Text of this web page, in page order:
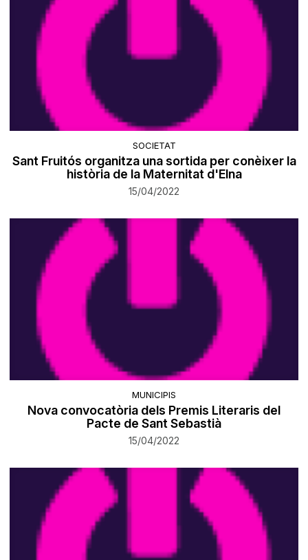
SOCIETAT
Sant Fruitós organitza una sortida per conèixer la
història de la Maternitat d'Elna
15/04/2022
MUNICIPIS
Nova convocatòria dels Premis Literaris del
Pacte de Sant Sebastià
15/04/2022